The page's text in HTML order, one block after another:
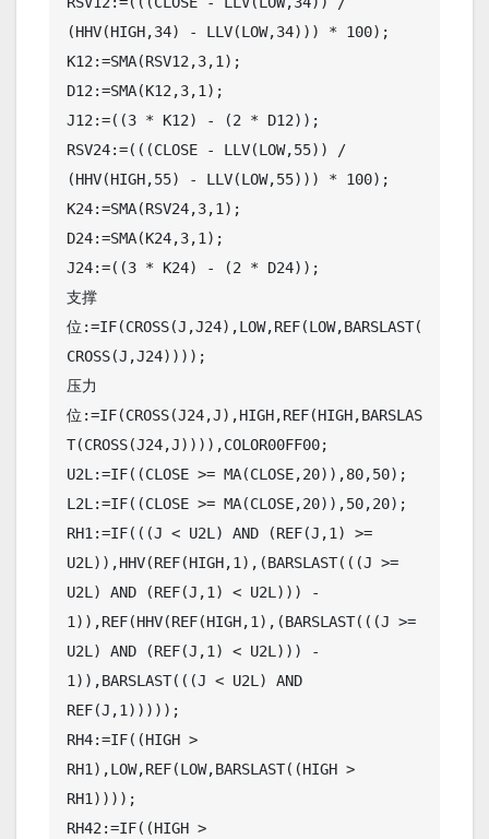
(HHV(HIGH,34) - LLV(LOW,34))) * 100);
K12:=SMA(RSV12,3,1);
D12:=SMA(K12,3,1);
J12:=((3 * K12) - (2 * D12));
RSV24:=(((CLOSE - LLV(LOW,55)) /
(HHV(HIGH,55) - LLV(LOW,55))) * 100);
K24:=SMA(RSV24,3,1);
D24:=SMA(K24,3,1);
J24:=((3 * K24) - (2 * D24));
支撑
位:=IF(CROSS(J,J24),LOW,REF(LOW,BARSLAST(
CROSS(J,J24))));
压力
位:=IF(CROSS(J24,J),HIGH,REF(HIGH,BARSLAS
T(CROSS(J24,J)))),COLOR00FF00;
U2L:=IF((CLOSE >= MA(CLOSE,20)),80,50);
L2L:=IF((CLOSE >= MA(CLOSE,20)),50,20);
RH1:=IF(((J < U2L) AND (REF(J,1) >=
U2L)),HHV(REF(HIGH,1),(BARSLAST(((J >=
U2L) AND (REF(J,1) < U2L))) -
1)),REF(HHV(REF(HIGH,1),(BARSLAST(((J >=
U2L) AND (REF(J,1) < U2L))) -
1)),BARSLAST(((J < U2L) AND
REF(J,1)))));
RH4:=IF((HIGH >
RH1),LOW,REF(LOW,BARSLAST((HIGH >
RH1))));
RH42:=IF((HIGH >